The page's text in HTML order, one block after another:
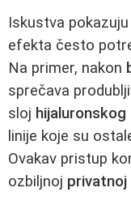
Iskustva
efekta često
Na primer, nakon
sprečava
sloj
linije koje su
Ovakav pristup
ozbiljnoj privatnoj